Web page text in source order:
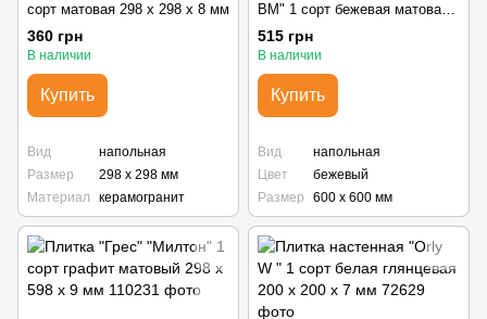
сорт матовая 298 х 298 х 8 мм
360 грн
В наличии
Купить
Вид
напольная
Размер
298 х 298 мм
Материал
керамогранит
BМ" 1 сорт бежевая матовая
600 х 600 х 9.5 мм
515 грн
В наличии
Купить
Вид
напольная
Цвет
бежевый
Размер
600 х 600 мм